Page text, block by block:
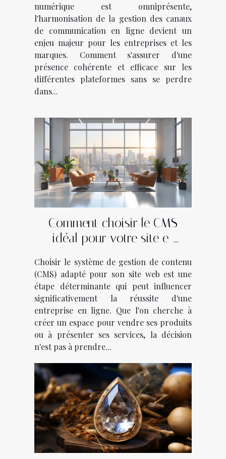
numérique est omniprésente,
l'harmonisation de la gestion des canaux
de communication en ligne devient un
enjeu majeur pour les entreprises et les
marques. Comment s'assurer d'une
présence cohérente et efficace sur les
différentes plateformes sans se perdre
dans...
Comment choisir le CMS
idéal pour votre site e-
Choisir le système de gestion de contenu
(CMS) adapté pour son site web est une
étape déterminante qui peut influencer
significativement la réussite d'une
entreprise en ligne. Que l'on cherche à
créer un espace pour vendre ses produits
ou à présenter ses services, la décision
n'est pas à prendre...